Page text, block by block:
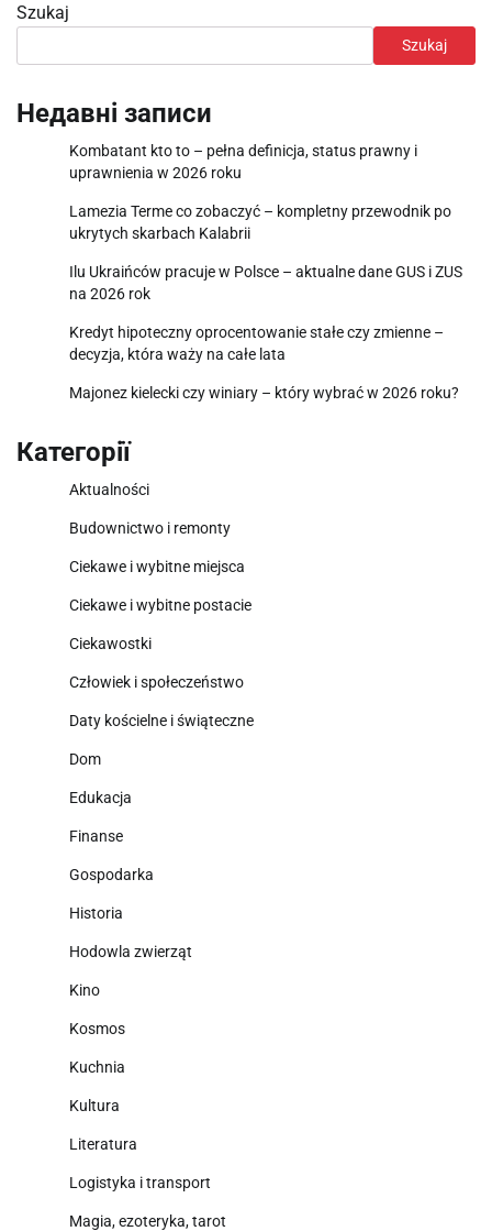
Szukaj
Szukaj
Недавні записи
Kombatant kto to – pełna definicja, status prawny i
uprawnienia w 2026 roku
Lamezia Terme co zobaczyć – kompletny przewodnik po
ukrytych skarbach Kalabrii
Ilu Ukraińców pracuje w Polsce – aktualne dane GUS i ZUS
na 2026 rok
Kredyt hipoteczny oprocentowanie stałe czy zmienne –
decyzja, która waży na całe lata
Majonez kielecki czy winiary – który wybrać w 2026 roku?
Категорії
Aktualności
Budownictwo i remonty
Ciekawe i wybitne miejsca
Ciekawe i wybitne postacie
Ciekawostki
Człowiek i społeczeństwo
Daty kościelne i świąteczne
Dom
Edukacja
Finanse
Gospodarka
Historia
Hodowla zwierząt
Kino
Kosmos
Kuchnia
Kultura
Literatura
Logistyka i transport
Magia, ezoteryka, tarot